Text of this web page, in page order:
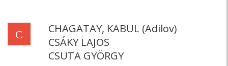
C
CHAGATAY, KABUL (Adilov)
CSÁKY LAJOS
CSUTA GYÖRGY